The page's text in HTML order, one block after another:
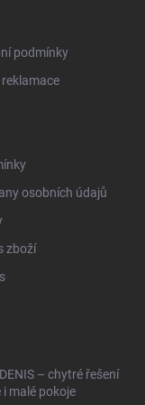
podmínky
osobních údajů
zboží
– chytré řešení
malé pokoje